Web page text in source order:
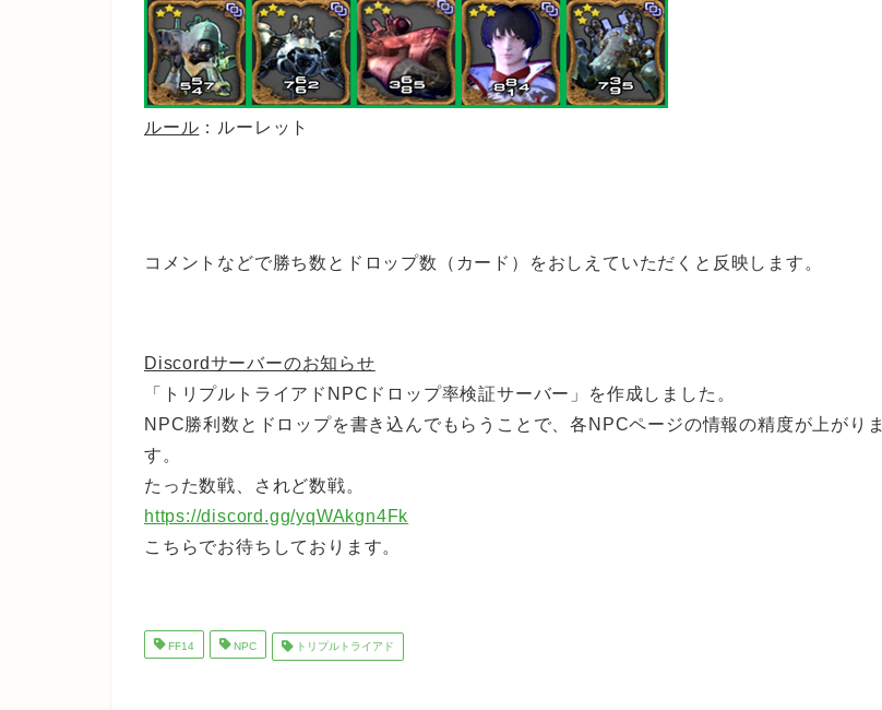
ルール ：ルーレット
コメントなどで勝ち数とドロップ数（カード）をおしえていただくと反映します。
Discordサーバーのお知らせ
「トリプルトライアドNPCドロップ率検証サーバー」を作成しました。
NPC勝利数とドロップを書き込んでもらうことで、各NPCページの情報の精度が上がりま
す。
たった数戦、されど数戦。
https://discord.gg/yqWAkgn4Fk
こちらでお待ちしております。
FF14 NPC トリプルトライアド